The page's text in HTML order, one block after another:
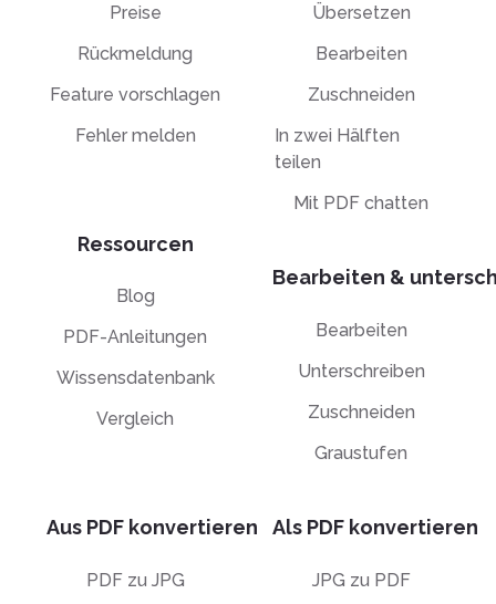
Preise
Rückmeldung
Feature vorschlagen
Fehler melden
Ressourcen
Blog
PDF-Anleitungen
Wissensdatenbank
Vergleich
Übersetzen
Bearbeiten
Zuschneiden
In zwei Hälften
teilen
Mit PDF chatten
Bearbeiten &
Bearbeiten
Unterschreiben
Zuschneiden
Graustufen
Aus PDF konvertieren
PDF zu JPG
Als PDF konvertieren
JPG zu PDF